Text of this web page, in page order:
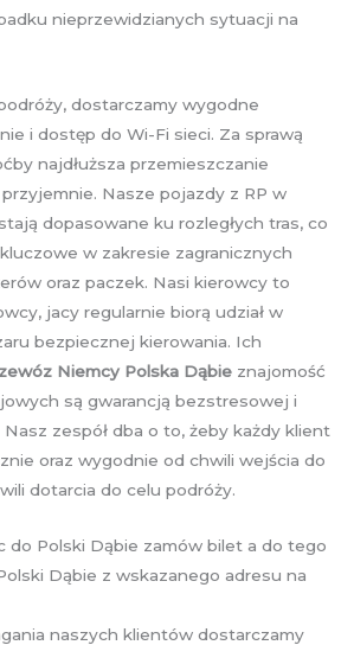
nieprzewidzianych sytuacji na
dostarczamy wygodne
i dostęp do Wi-Fi sieci. Za sprawą
najdłuższa przemieszczanie
Nasze pojazdy z RP w
dopasowane ku rozległych tras, co
w zakresie zagranicznych
oraz paczek. Nasi kierowcy to
jacy regularnie biorą udział w
bezpiecznej kierowania. Ich
Niemcy Polska Dąbie znajomość
są gwarancją bezstresowej i
zespół dba o to, żeby każdy klient
oraz wygodnie od chwili wejścia do
dotarcia do celu podróży.
do Polski Dąbie zamów bilet a do tego
Dąbie z wskazanego adresu na
naszych klientów dostarczamy